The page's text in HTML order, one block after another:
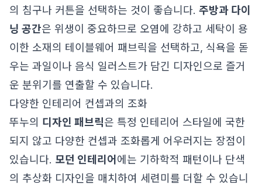
의 침구나 커튼을 선택하는 것이 좋습니다. 주방과 다이
닝 공간은 위생이 중요하므로 오염에 강하고 세탁이 용
이한 소재의 테이블웨어 패브릭을 선택하고, 식욕을 돋
우는 과일이나 음식 일러스트가 담긴 디자인으로 즐거
운 분위기를 연출할 수 있습니다.
다양한 인테리어 컨셉과의 조화
뚜누의 디자인 패브릭은 특정 인테리어 스타일에 국한
되지 않고 다양한 컨셉과 조화롭게 어우러지는 장점이
있습니다. 모던 인테리어 에는 기하학적 패턴이나 단색
의 추상화 디자인을 매치하여 세련미를 더할 수 있습니